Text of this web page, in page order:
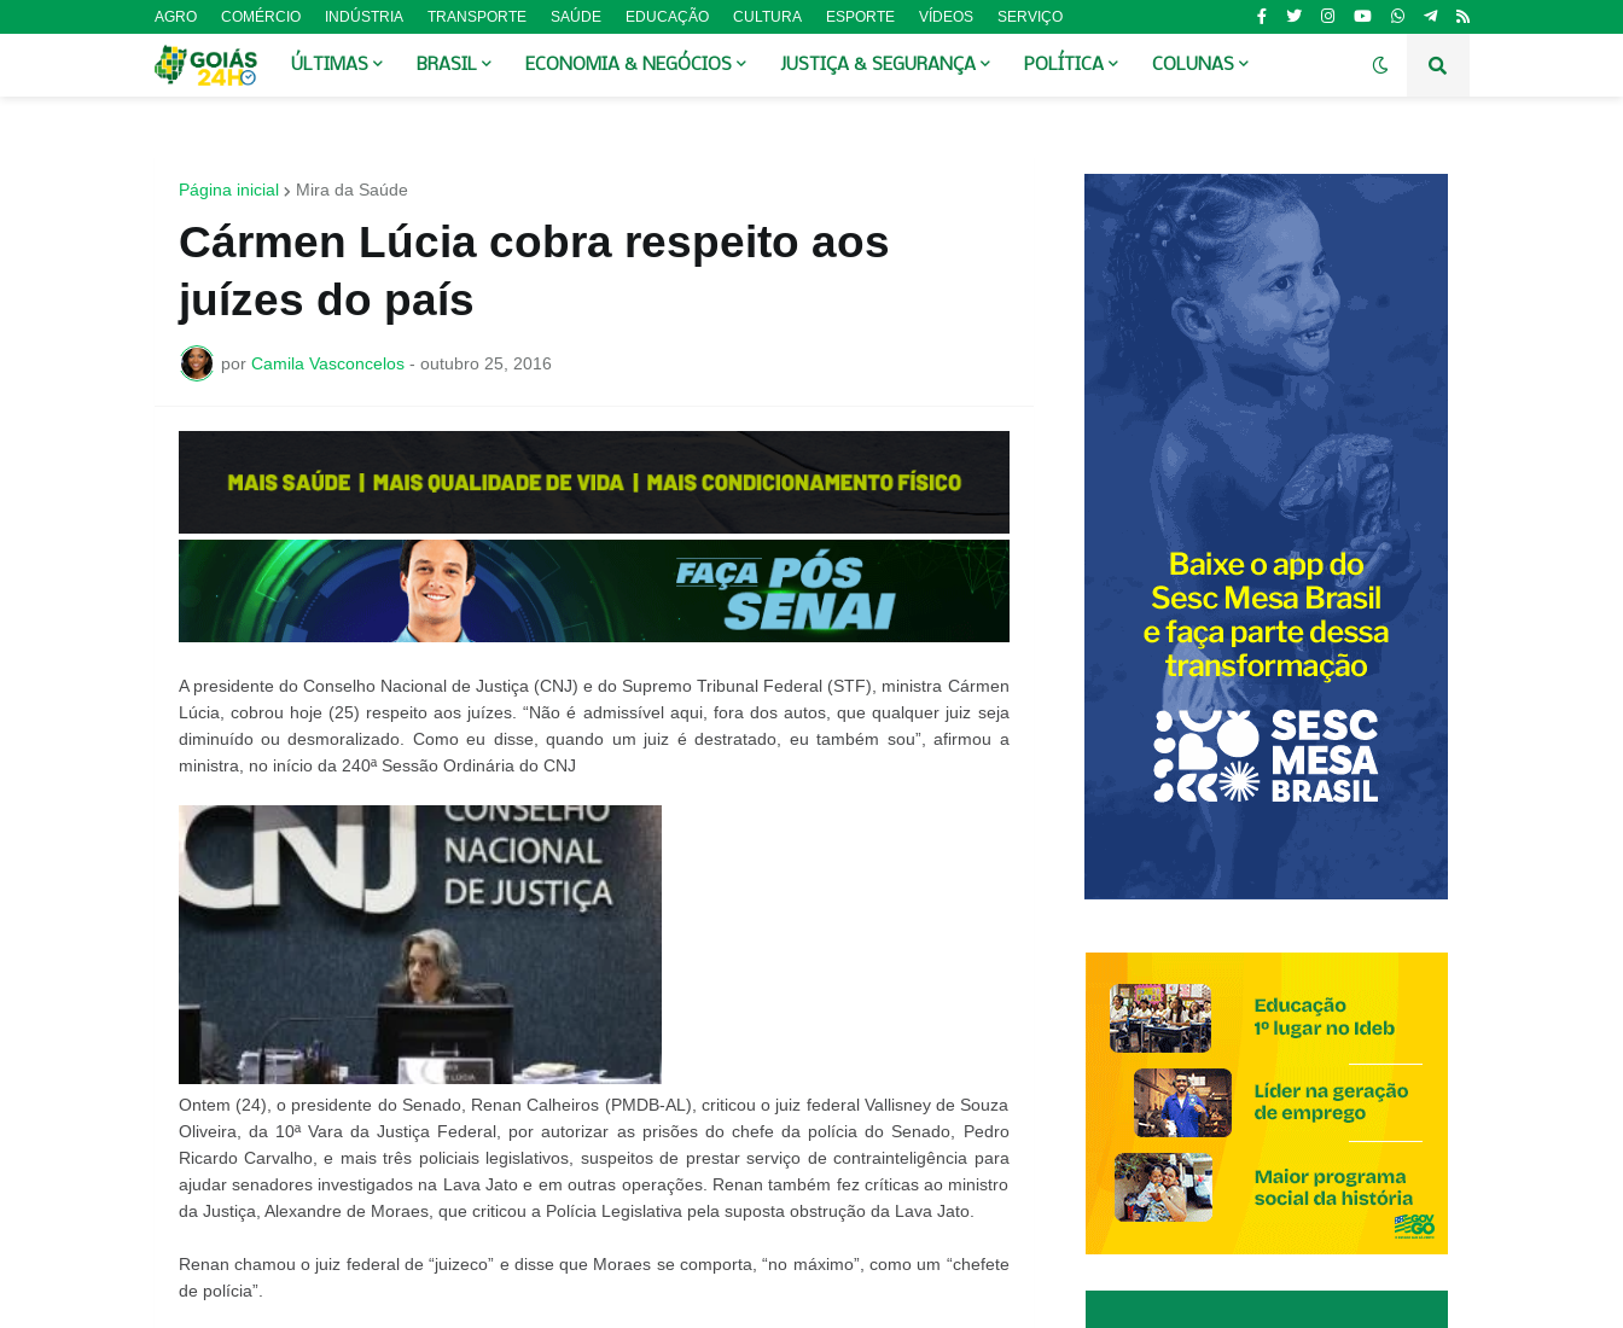
AGRO COMÉRCIO INDÚSTRIA TRANSPORTE SAÚDE EDUCAÇÃO CULTURA ESPORTE VÍDEOS SERVIÇO
ÚLTIMAS BRASIL ECONOMIA & NEGÓCIOS JUSTIÇA & SEGURANÇA POLÍTICA COLUNAS
Página inicial Mira da Saúde
Cármen Lúcia cobra respeito aos
juízes do país
por Camila Vasconcelos - outubro 25, 2016
A presidente do Conselho Nacional de Justiça (CNJ) e do Supremo Tribunal Federal (STF), ministra Cármen
Lúcia, cobrou hoje (25) respeito aos juízes. “Não é admissível aqui, fora dos autos, que qualquer juiz seja
diminuído ou desmoralizado. Como eu disse, quando um juiz é destratado, eu também sou”, afirmou a
ministra, no início da 240ª Sessão Ordinária do CNJ
Ontem (24), o presidente do Senado, Renan Calheiros (PMDB-AL), criticou o juiz federal Vallisney de Souza
Oliveira, da 10ª Vara da Justiça Federal, por autorizar as prisões do chefe da polícia do Senado, Pedro
Ricardo Carvalho, e mais três policiais legislativos, suspeitos de prestar serviço de contrainteligência para
ajudar senadores investigados na Lava Jato e em outras operações. Renan também fez críticas ao ministro
da Justiça, Alexandre de Moraes, que criticou a Polícia Legislativa pela suposta obstrução da Lava Jato.
Renan chamou o juiz federal de “juizeco” e disse que Moraes se comporta, “no máximo”, como um “chefete
de polícia”.